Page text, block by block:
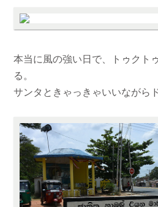
本当に風の強い日で、トゥクト
る。
サンタときゃっきゃいいながら